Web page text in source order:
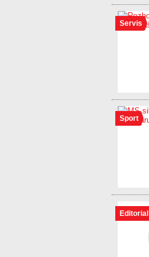
Servis
Sport
Editorial